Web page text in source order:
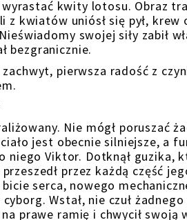
wyrastać kwity lotosu. Obraz
z kwiatów uniósł się pył, krew
swojej siły zabił
bezgranicznie.
pierwsza radość z
Nie mógł poruszać
jest obecnie silniejsze, a
niego Viktor. Dotknął guzika,
przez każdą część
serca, nowego
Wstał, nie czuł
na prawe ramię i chwycił swoją